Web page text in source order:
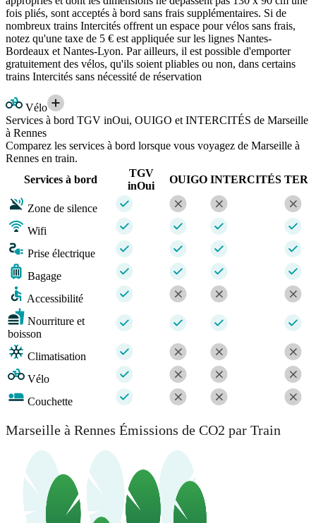
fois pliés, sont acceptés à bord sans frais supplémentaires. Si de
nombreux trains Intercités offrent un espace pour vélos sans frais,
notez qu'une taxe de 5 € est appliquée sur les lignes Nantes-
Bordeaux et Nantes-Lyon. Par ailleurs, il est possible d'emporter
gratuitement des vélos, qu'ils soient pliables ou non, dans certains
trains Intercités sans nécessité de réservation
Vélo
Services à bord TGV inOui, OUIGO et INTERCITÉS de Marseille
à Rennes
Comparez les services à bord lorsque vous voyagez de Marseille à
Rennes en train.
Services à bord
TGV
inOui
OUIGO INTERCITÉS TER
Zone de silence
Wifi
Prise électrique
Bagage
Accessibilité
Nourriture et
boisson
Climatisation
Vélo
Couchette
Marseille à Rennes Émissions de CO2 par Train